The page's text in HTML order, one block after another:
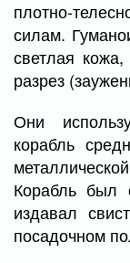
плотно-
силам.
светлая
разрез
Они
корабль
Корабль был
издавал
посадочном